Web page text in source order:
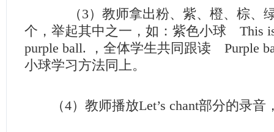
（3）教师拿出粉、紫、橙、棕、
个，举起其中之一，如：紫色小球 This is
purple ball. ，全体学生共同跟读 Purple
小球学习方法同上。
（4）教师播放Let’s chant部分的录音